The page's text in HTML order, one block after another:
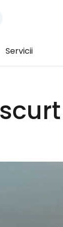
Servicii